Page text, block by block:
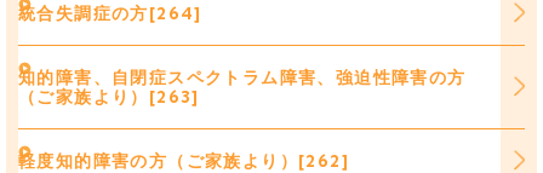
統合失調症の方[264]
知的障害、自閉症スペクトラム障害、強迫性障害の方
（ご家族より）[263]
軽度知的障害の方（ご家族より）[262]